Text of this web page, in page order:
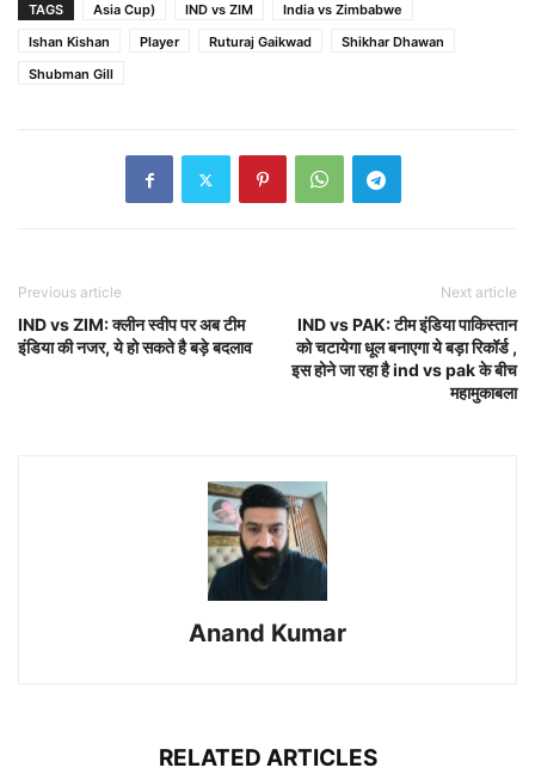
TAGS Asia Cup) IND vs ZIM
India vs Zimbabwe
Ishan Kishan
Player Ruturaj Gaikwad
Shikhar Dhawan
Shubman Gill
Previous article
IND vs ZIM: क्लीन स्वीप पर अब टीम
इंडिया की नजर, ये हो सकते है बड़े बदलाव
Next article
IND vs PAK: टीम इंडिया पाकिस्तान
को चटायेगा धूल बनाएगा ये बड़ा रिकॉर्ड ,
इस होने जा रहा है ind vs pak के बीच
महामुकाबला
Anand Kumar
RELATED ARTICLES